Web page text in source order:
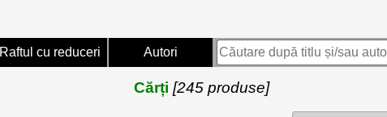
Raftul cu reduceri Autori
Cărți [245 produse]